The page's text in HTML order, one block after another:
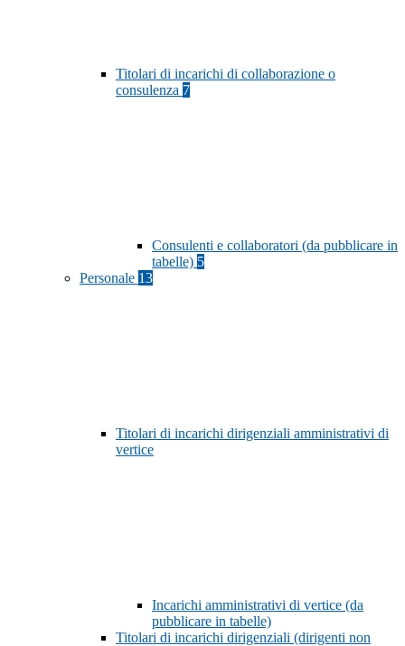
Titolari di incarichi di collaborazione o
consulenza 7
Consulenti e collaboratori (da pubblicare in
tabelle) 5
Personale 13
Titolari di incarichi dirigenziali amministrativi di
vertice
Incarichi amministrativi di vertice (da
pubblicare in tabelle)
Titolari di incarichi dirigenziali (dirigenti non